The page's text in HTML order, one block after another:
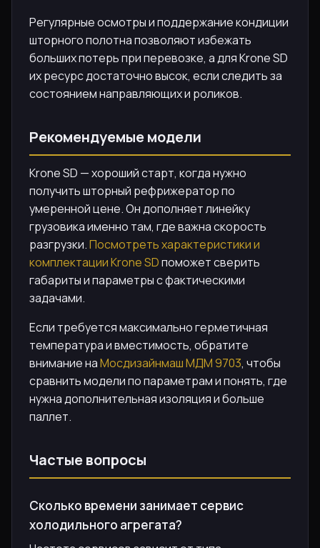
Регулярные осмотры и поддержание кондиции
шторного полотна позволяют избежать
больших потерь при перевозке, а для Krone SD
их ресурс достаточно высок, если следить за
состоянием направляющих и роликов.
Рекомендуемые модели
Krone SD — хороший старт, когда нужно
получить шторный рефрижератор по
умеренной цене. Он дополняет линейку
грузовика именно там, где важна скорость
разгрузки.Посмотреть характеристики и
комплектации Krone SDпоможет сверить
габариты и параметры с фактическими
задачами.
Если требуется максимально герметичная
температура и вместимость, обратите
внимание наМосдизайнмаш МДМ 9703, чтобы
сравнить модели по параметрам и понять, где
нужна дополнительная изоляция и больше
паллет.
Частые вопросы
Сколько времени занимает сервис
холодильного агрегата?